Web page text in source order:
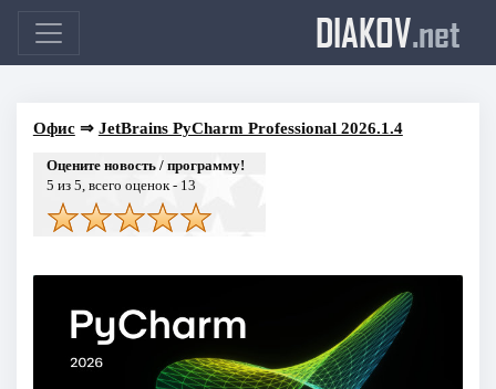
DIAKOV.net
Офис⇒ JetBrains PyCharm Professional 2026.1.4
Оцените новость / программу!
5 из 5, всего оценок - 13